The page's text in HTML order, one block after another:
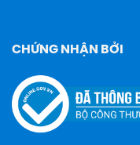
CHỨNG NHẬN BỞI